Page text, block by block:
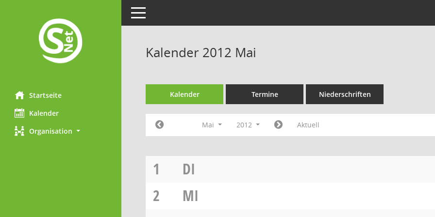
Startseite
Kalender
Organisation
Toggle navigation
Kalender 2012 Mai
Kalender Termine Niederschriften
Mai 2012 Aktuell
1
DI
2
MI